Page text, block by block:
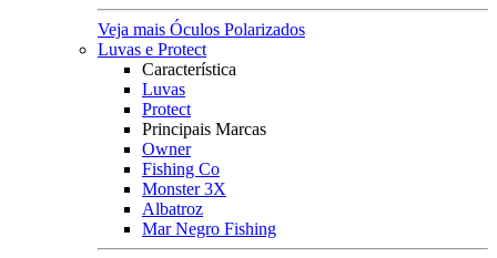
Veja mais Óculos Polarizados
Luvas e Protect
Característica
Luvas
Protect
Principais Marcas
Owner
Fishing Co
Monster 3X
Albatroz
Mar Negro Fishing